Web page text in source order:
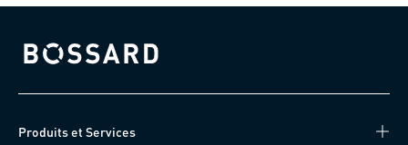
Bossard homepage
Produits et Services